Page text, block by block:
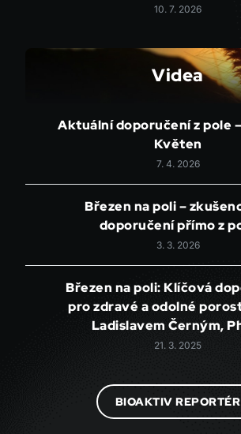
10. 7. 2026
Videa
Aktuální doporučení z pole
Květen
7. 4. 2026
Březen na poli –
doporučení přímo z
3. 3. 2026
Březen na poli: Klíčová
pro zdravé a odolné
Ladislavem Černým,
21. 3. 2025
BIOAKTIV REPORTÉR